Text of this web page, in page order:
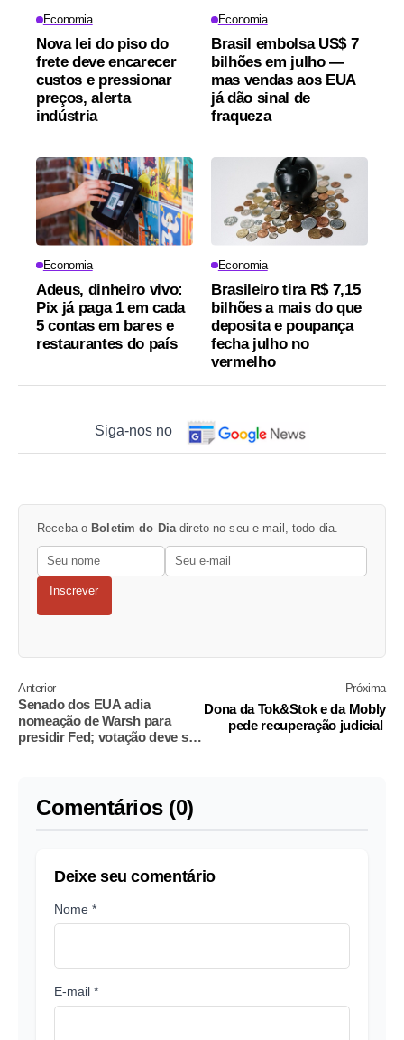
Economia
Nova lei do piso do
frete deve encarecer
custos e pressionar
preços, alerta
indústria
Economia
Brasil embolsa US$ 7
bilhões em julho —
mas vendas aos EUA
já dão sinal de
fraqueza
Economia
Adeus, dinheiro vivo:
Pix já paga 1 em cada
5 contas em bares e
restaurantes do país
Economia
Brasileiro tira R$ 7,15
bilhões a mais do que
deposita e poupança
fecha julho no
vermelho
Siga-nos no
Receba o Boletim do Diadireto no seu e-mail, todo dia.
Inscrever
Anterior
Senado dos EUA adia
nomeação de Warsh para
presidir Fed; votação deve ser
Próxima
Dona da Tok&Stok e da Mobly
pede recuperação judicial
Comentários (0)
Deixe seu comentário
Nome *
E-mail *